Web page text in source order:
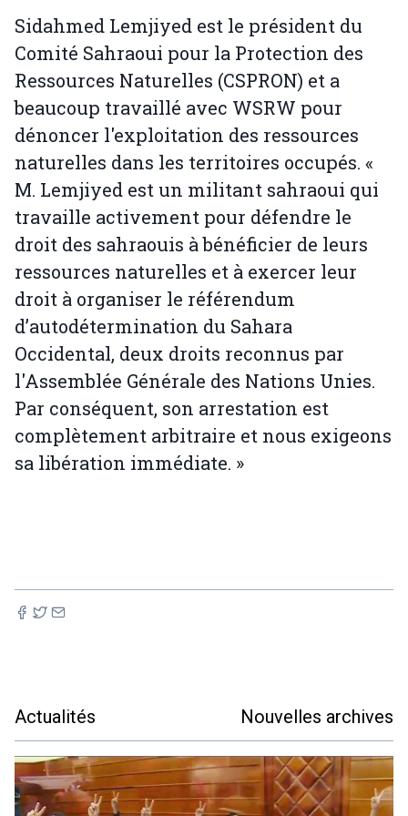
Sidahmed Lemjiyed est le président du
Comité Sahraoui pour la Protection des
Ressources Naturelles (CSPRON) et a
beaucoup travaillé avec WSRW pour
dénoncer l'exploitation des ressources
naturelles dans les territoires occupés. «
M. Lemjiyed est un militant sahraoui qui
travaille activement pour défendre le
droit des sahraouis à bénéficier de leurs
ressources naturelles et à exercer leur
droit à organiser le référendum
d’autodétermination du Sahara
Occidental, deux droits reconnus par
l'Assemblée Générale des Nations Unies.
Par conséquent, son arrestation est
complètement arbitraire et nous exigeons
sa libération immédiate. »
Actualités Nouvelles archives